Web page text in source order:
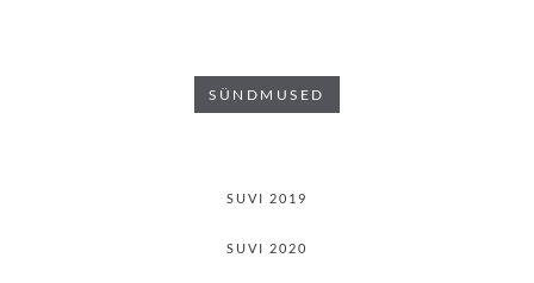
SÜNDMUSED
SUVI 2019
SUVI 2020